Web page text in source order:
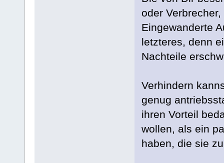
oder
Eingewanderte
letzteres, denn
Nachteile
Verhindern
genug
ihren Vorteil
wollen, als ein
haben, die sie